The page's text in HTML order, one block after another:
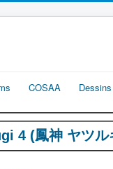
COSAA Dessins
4 (鳳神 ヤツ